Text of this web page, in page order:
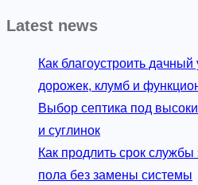
Latest news
Как благоустроить
дорожек, клумб и
Выбор септика под
и суглинок
Как продлить срок службы
пола без замены системы